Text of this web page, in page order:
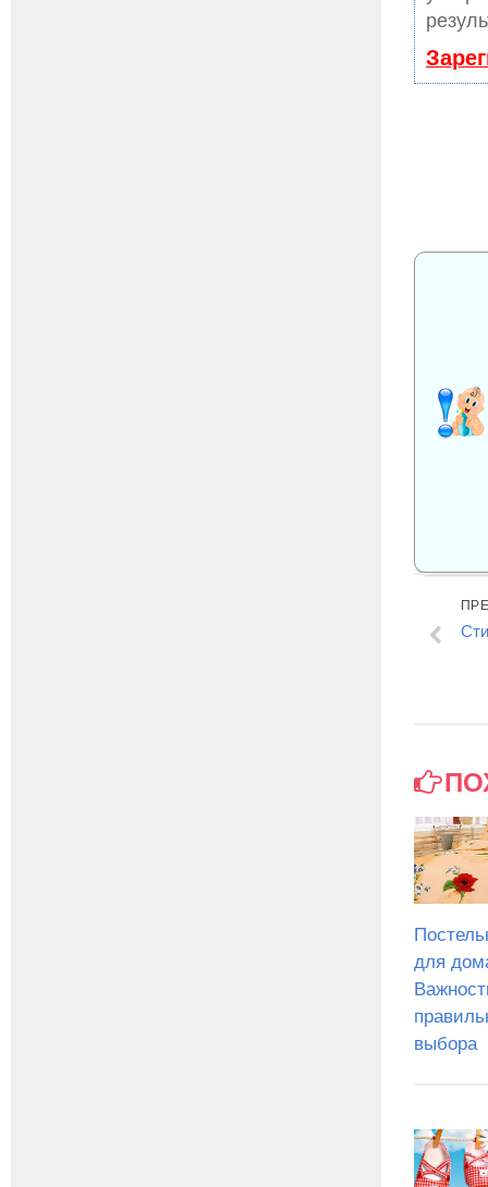
для
выбора